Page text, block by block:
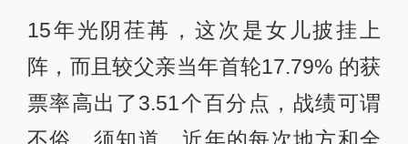
15年光阴荏苒，这次是女儿披挂上
阵，而且较父亲当年首轮17.79% 的获
票率高出了3.51个百分点，战绩可谓
不俗。须知道，近年的每次地方和全